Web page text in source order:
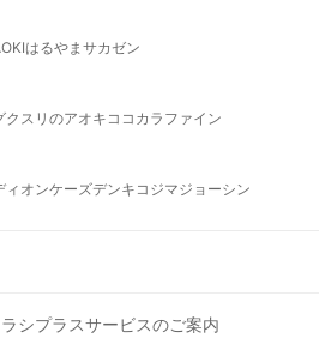
はるやま サカゼン
クスリのアオキ ココカラファイン
ィオンケーズデンキ コジマジョーシン
シプラスサービスのご案内